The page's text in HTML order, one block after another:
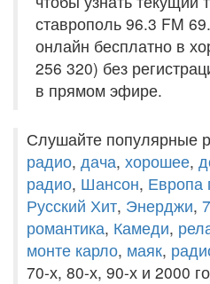
ставрополь 96.3 FM
онлайн бесплатно в
256 320) без
в прямом эфире.
Слушайте популярные
радио, дача, хорошее,
радио, Шансон, Европа
Русский Хит, Энерджи,
романтика, Камеди,
монте карло, маяк,
70-х, 80-х, 90-х и 2000